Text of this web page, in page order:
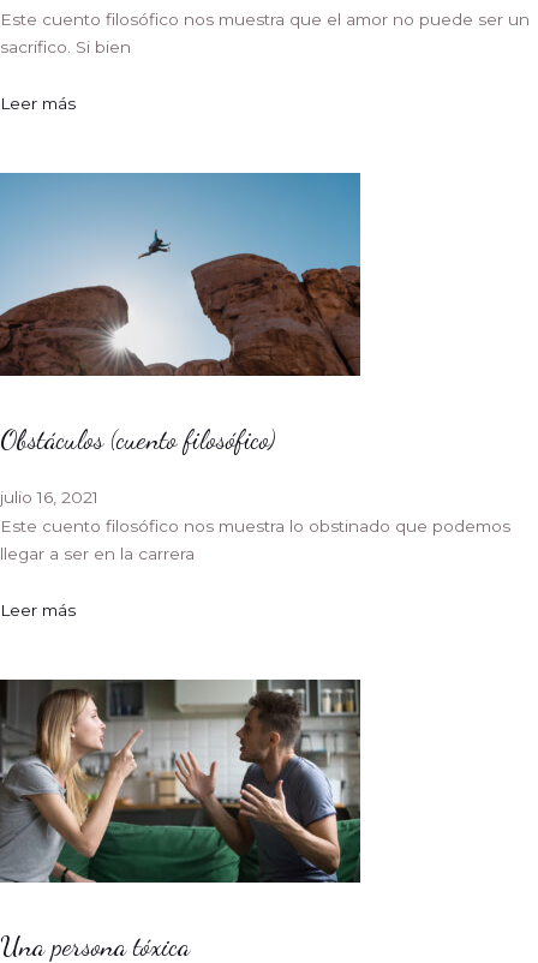
Este cuento filosófico nos muestra que el amor no puede ser un
sacrifico. Si bien
Leer más
Obstáculos (cuento filosófico)
julio 16, 2021
Este cuento filosófico nos muestra lo obstinado que podemos
llegar a ser en la carrera
Leer más
Una persona tóxica